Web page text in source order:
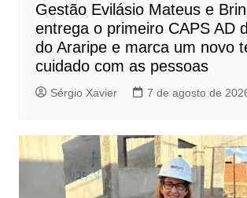
Gestão Evilásio Mateus e
entrega o primeiro CAPS AD
do Araripe e marca um novo
cuidado com as pessoas
Sérgio Xavier 7 de agosto de